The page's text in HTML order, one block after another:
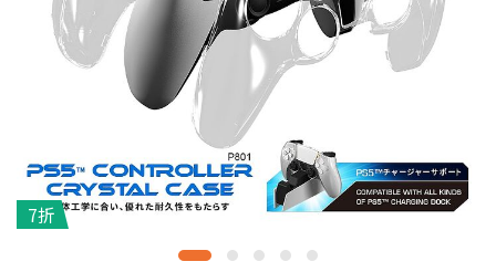
7折